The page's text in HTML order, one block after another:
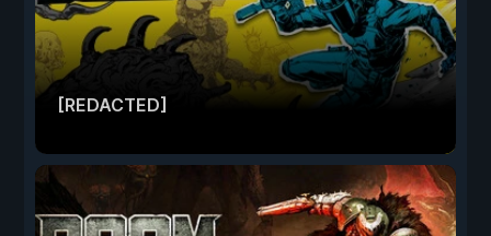
[REDACTED]